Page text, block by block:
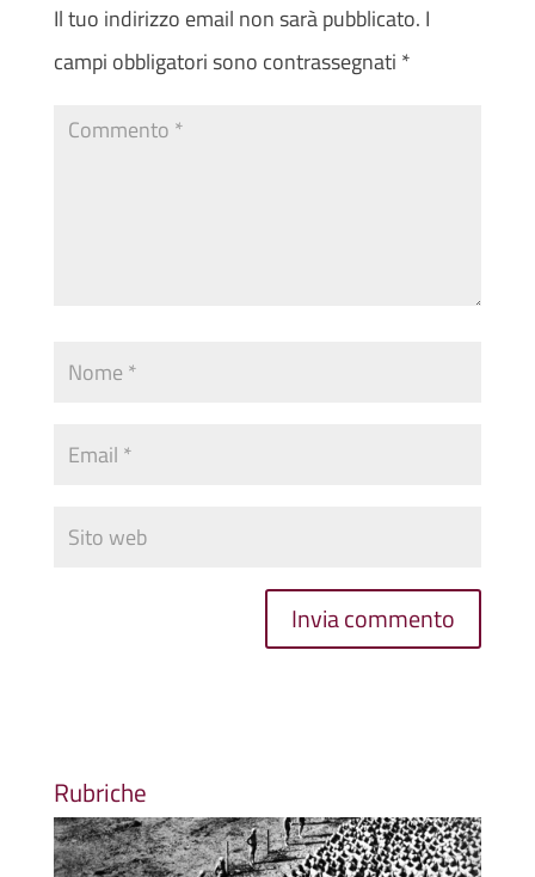
Il tuo indirizzo email non sarà pubblicato. I
campi obbligatori sono contrassegnati *
Rubriche